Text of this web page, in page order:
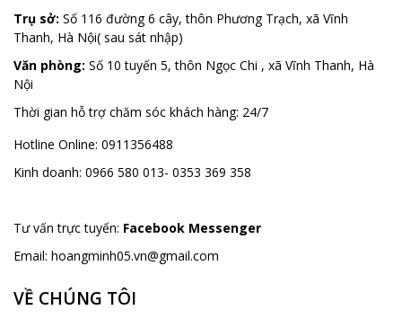
Trụ sở: Số 116 đường 6 cây, thôn Phương Trạch, xã Vĩnh
Thanh, Hà Nội( sau sát nhập)
Văn phòng: Số 10 tuyến 5, thôn Ngọc Chi , xã Vĩnh Thanh, Hà
Nội
Thời gian hỗ trợ chăm sóc khách hàng: 24/7
Hotline Online: 0911356488
Kinh doanh: 0966 580 013- 0353 369 358
Tư vấn trực tuyến: Facebook Messenger
Email: hoangminh05.vn@gmail.com
VỀ CHÚNG TÔI